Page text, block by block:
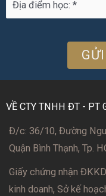
VỀ CTY TNHH ĐT - PT
Đ/c: 36/10, Đường
Quận Bình Thạnh, Tp.
Giấy chứng nhận
kinh doanh, Sở kế